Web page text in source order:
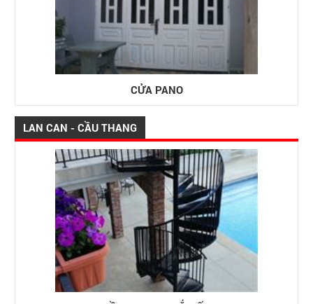
CỬA PANO
LAN CAN - CẦU THANG